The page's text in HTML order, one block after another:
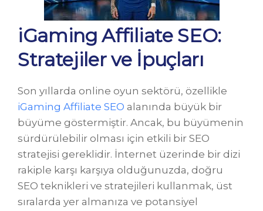
iGaming Affiliate SEO:
Stratejiler ve İpuçları
Son yıllarda online oyun sektörü, özellikle
iGaming Affiliate SEO alanında büyük bir
büyüme göstermiştir. Ancak, bu büyümenin
sürdürülebilir olması için etkili bir SEO
stratejisi gereklidir. İnternet üzerinde bir dizi
rakiple karşı karşıya olduğunuzda, doğru
SEO teknikleri ve stratejileri kullanmak, üst
sıralarda yer almanıza ve potansiyel